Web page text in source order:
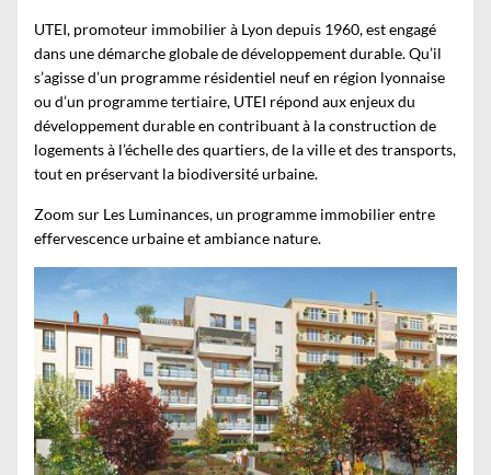
UTEI, promoteur immobilier à Lyon depuis 1960, est engagé
dans une démarche globale de développement durable. Qu’il
s’agisse d’un programme résidentiel neuf en région lyonnaise
ou d’un programme tertiaire, UTEI répond aux enjeux du
développement durable en contribuant à la construction de
logements à l’échelle des quartiers, de la ville et des transports,
tout en préservant la biodiversité urbaine.
Zoom sur Les Luminances, un programme immobilier entre
effervescence urbaine et ambiance nature.